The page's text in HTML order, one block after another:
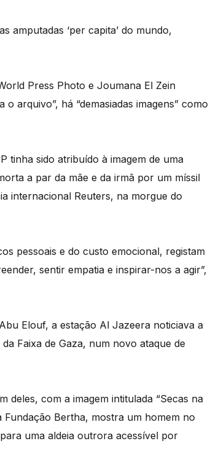
amputadas ‘per capita’ do mundo,
Press Photo e Joumana El Zein
arquivo”, há “demasiadas imagens” como
tinha sido atribuído à imagem de uma
a par da mãe e da irmã por um míssil
internacional Reuters, na morgue do
pessoais e do custo emocional, registam
sentir empatia e inspirar-nos a agir”,
Elouf, a estação Al Jazeera noticiava a
Faixa de Gaza, num novo ataque de
deles, com a imagem intitulada “Secas na
Bertha, mostra um homem no
uma aldeia outrora acessível por